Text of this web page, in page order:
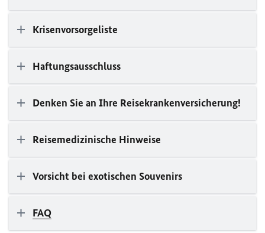
Krisenvorsorgeliste
Haftungsausschluss
Denken Sie an Ihre Reisekrankenversicherung!
Reisemedizinische Hinweise
Vorsicht bei exotischen Souvenirs
FAQ